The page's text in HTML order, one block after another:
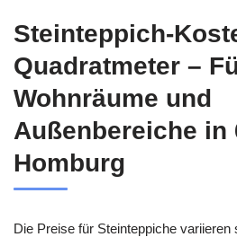
Steinteppich-
Quadratmeter –
Wohnräume und
Außenbereiche in
Homburg
Die Preise für Steinteppiche